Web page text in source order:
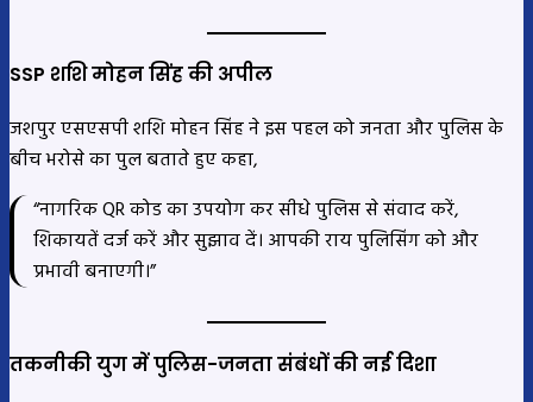
SSP शशि मोहन सिंह की अपील
जशपुर एसएसपी शशि मोहन सिंह ने इस पहल को जनता और पुलिस के
बीच भरोसे का पुल बताते हुए कहा,
“नागरिक QR कोड का उपयोग कर सीधे पुलिस से संवाद करें,
शिकायतें दर्ज करें और सुझाव दें। आपकी राय पुलिसिंग को और
प्रभावी बनाएगी।”
तकनीकी युग में पुलिस-जनता संबंधों की नई दिशा